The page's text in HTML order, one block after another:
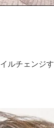
ルチェンジ